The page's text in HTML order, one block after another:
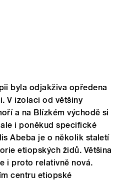
byla odjakživa opředena
V izolaci od většiny
a na Blízkém východě si
i poněkud specifické
Abeba je o několik staletí
etiopských židů. Většina
i proto relativně nová.
centru etiopské